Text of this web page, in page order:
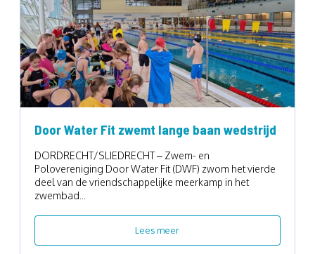
Door Water Fit zwemt lange baan wedstrijd
DORDRECHT/SLIEDRECHT – Zwem- en
Polovereniging Door Water Fit (DWF) zwom het vierde
deel van de vriendschappelijke meerkamp in het
zwembad...
Lees meer